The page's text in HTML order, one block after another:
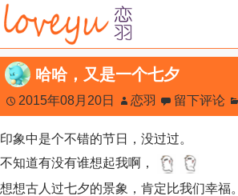
跳
过
内
容
哈哈，又是一个七夕
2015年08月20日 恋羽 留下评论
印象中是个不错的节日，没过过。
不知道有没有谁想起我啊，
想想古人过七夕的景象，肯定比我们幸福。